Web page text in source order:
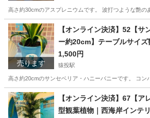
高さ約30cmのアスプレニウムです。 波打つような艶
愛知 豊田市 猿投駅 家庭用品 アスプ
売ります
【オンライン決済】52【サ
ー約20cm】テーブルサイ
ト｜BLUE DOOR PLANTS
1,500円
猿投駅
高さ約20cmのサンセベリア・ハニーバニーです。 コ
愛知 豊田市 猿投駅 家庭用品 観葉植物
【オンライン決済】67【
型観葉植物｜西海岸インテ